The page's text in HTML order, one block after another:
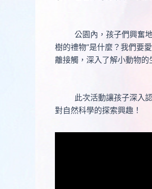
公園內，孩子們興奮地觀
樹的禮物”是什麼？我們要
離接觸，深入了解小動物
此次活動讓孩子深入認
對自然科學的探索興趣！